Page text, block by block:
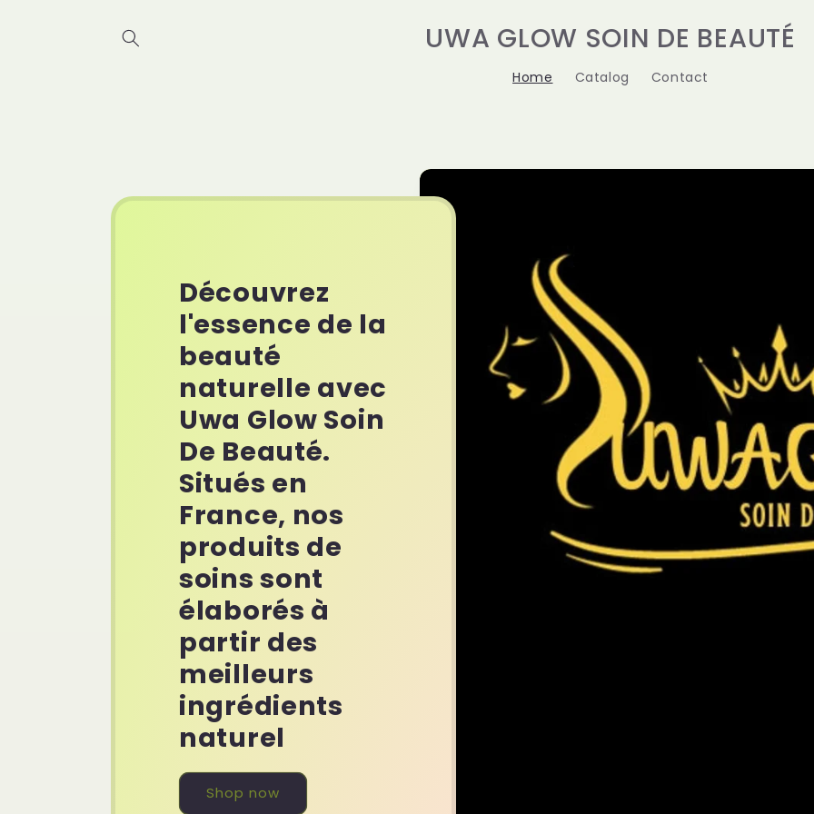
UWA GLOW SOIN DE BEAUTÉ
Home Catalog Contact
Découvrez
l'essence de la
beauté
naturelle avec
Uwa Glow Soin
De Beauté.
Situés en
France, nos
produits de
soins sont
élaborés à
partir des
meilleurs
ingrédients
naturel
Shop now